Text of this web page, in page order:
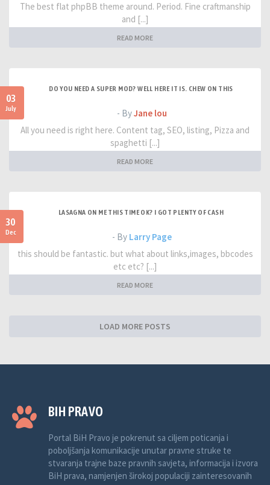
The best flat phpBB theme around. Period. Fine craftmanship
and [...]
READ MORE
03
July
DO YOU NEED A SUPER MOD? WELL HERE IT IS. CHEW ON THIS
- ByJane lou
All you need is right here. Content tag, SEO, listing, Pizza and
spaghetti [...]
READ MORE
30
Dec
LASAGNA ON ME THIS TIME OK? I GOT PLENTY OF CASH
- By Larry Page
this should be fantastic. but what about links,images, bbcodes
etc etc? [...]
READ MORE
LOAD MORE POSTS
BIH PRAVO
Portal BiH Pravo je pokrenut sa ciljem poticanja i
poboljšanja komunikacije unutar pravne struke te
stvaranja trajne baze pravnih savjeta, informacija i izvora
BiH prava, namjenjen širokoj populaciji zainteresovanih